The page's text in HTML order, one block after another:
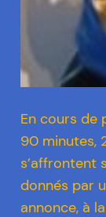
En cours de
90 minutes,
s’affrontent
donnés par
annonce, à